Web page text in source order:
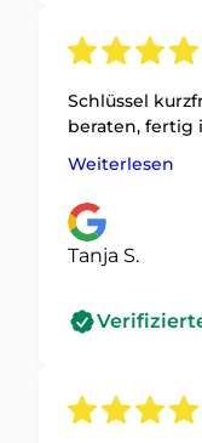
Schlüssel
beraten, fertig
Weiterlesen
Tanja S.